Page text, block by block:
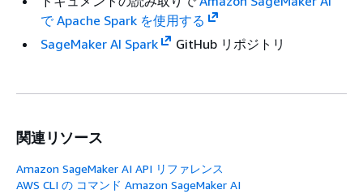
で Apache Spark を使用する
SageMaker AI Spark
GitHub リポジトリ
関連リソース
Amazon SageMaker AI API リファレンス
AWS CLI の コマンド Amazon SageMaker AI